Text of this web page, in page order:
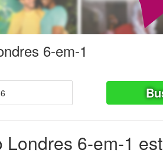
6-em-1
Londres 6-em-1